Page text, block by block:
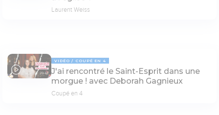
Laurent Weiss
29:46
VIDÉO COUPÉ EN 4
J'ai rencontré le Saint-Esprit dans une
morgue ! avec Deborah Gagnieux
Coupé en 4